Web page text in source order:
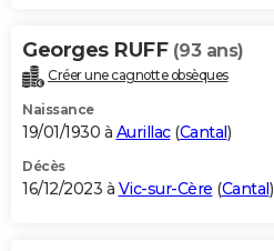
Georges RUFF (93 ans)
Créer une cagnotte obsèques
Naissance
19/01/1930 à Aurillac(Cantal)
Décès
16/12/2023 à Vic-sur-Cère (Cantal)